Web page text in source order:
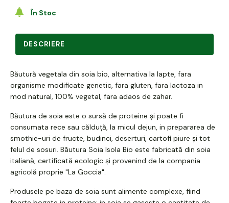
În Stoc
DESCRIERE
Băutură vegetala din soia bio, alternativa la lapte, fara
organisme modificate genetic, fara gluten, fara lactoza in
mod natural, 100% vegetal, fara adaos de zahar.
Băutura de soia este o sursă de proteine și poate fi
consumata rece sau călduță, la micul dejun, in prepararea de
smothie-uri de fructe, budinci, deserturi, cartofi piure și tot
felul de sosuri. Băutura Soia Isola Bio este fabricată din soia
italiană, certificată ecologic și provenind de la compania
agricolă proprie "La Goccia".
Produsele pe baza de soia sunt alimente complexe, fiind